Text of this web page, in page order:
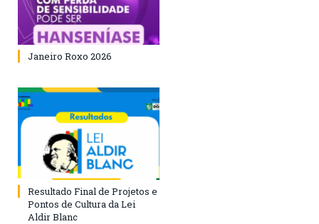
Janeiro Roxo 2026
Resultado Final de Projetos e
Pontos de Cultura da Lei
Aldir Blanc